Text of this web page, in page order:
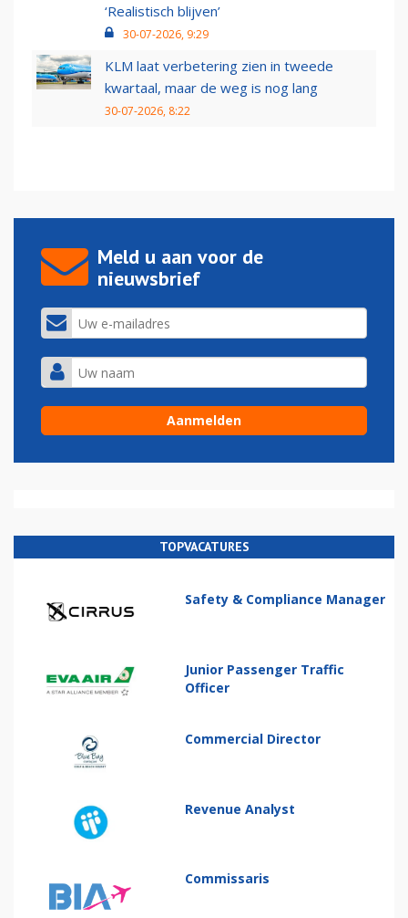
‘Realistisch blijven’
30-07-2026, 9:29
KLM laat verbetering zien in tweede
kwartaal, maar de weg is nog lang
30-07-2026, 8:22
Meld u aan voor de
nieuwsbrief
TOPVACATURES
Safety & Compliance Manager
Junior Passenger Traffic
Officer
Commercial Director
Revenue Analyst
Commissaris